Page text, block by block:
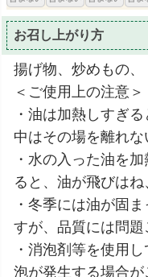
お召し上がり方
揚げ物、炒めもの、
＜ご使用上の注意＞
・油は加熱しすぎ
中はその場を離れな
・水の入った油を
ると、油が飛びはね
・冬季には油が固
すが、品質には問題
・消泡剤等を使用
泡が発生する場合